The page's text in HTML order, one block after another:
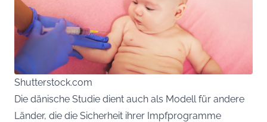
Shutterstock.com
Die dänische Studie dient auch als Modell für andere
Länder, die die Sicherheit ihrer Impfprogramme